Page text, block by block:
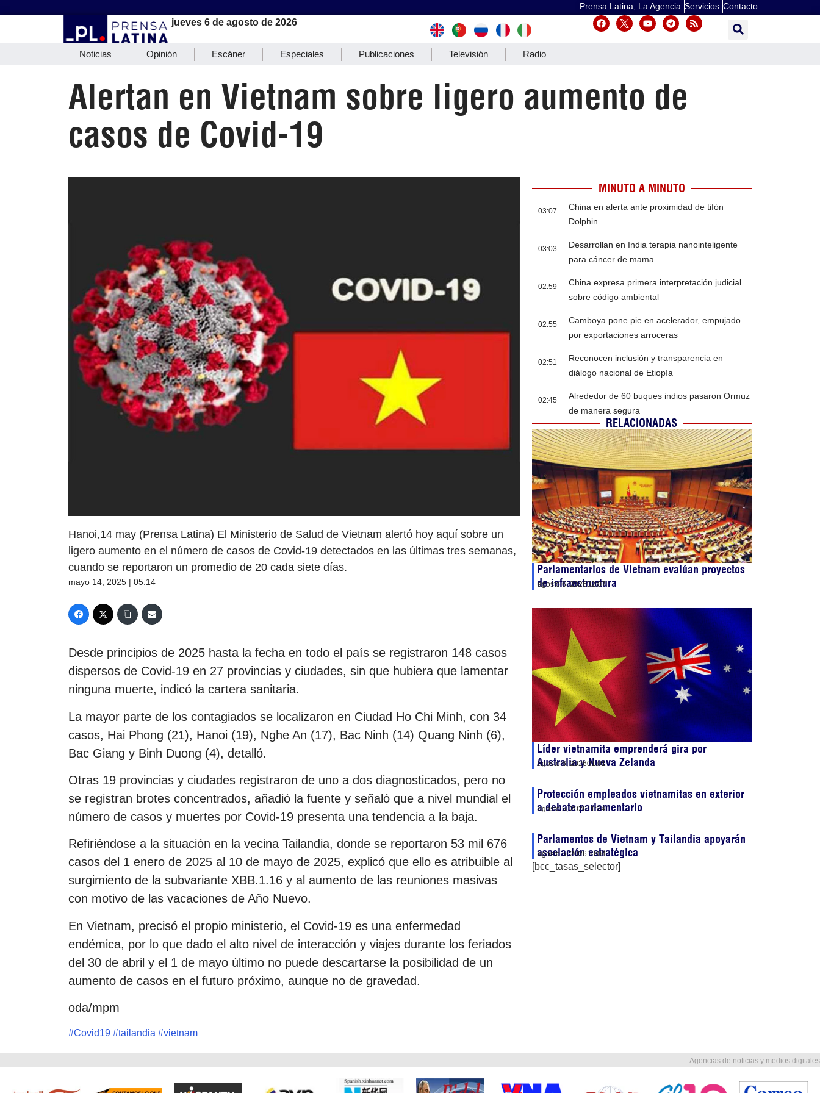
Prensa Latina, La Agencia Servicios Contacto
jueves 6 de agosto de 2026
Noticias Opinión Escáner Especiales Publicaciones Televisión Radio
Alertan en Vietnam sobre ligero aumento de
casos de Covid-19
Hanoi,14 may (Prensa Latina) El Ministerio de Salud de Vietnam alertó hoy aquí sobre un
ligero aumento en el número de casos de Covid-19 detectados en las últimas tres semanas,
cuando se reportaron un promedio de 20 cada siete días.
mayo 14, 2025 | 05:14
Desde principios de 2025 hasta la fecha en todo el país se registraron 148 casos
dispersos de Covid-19 en 27 provincias y ciudades, sin que hubiera que lamentar
ninguna muerte, indicó la cartera sanitaria.
La mayor parte de los contagiados se localizaron en Ciudad Ho Chi Minh, con 34
casos, Hai Phong (21), Hanoi (19), Nghe An (17), Bac Ninh (14) Quang Ninh (6),
Bac Giang y Binh Duong (4), detalló.
Otras 19 provincias y ciudades registraron de uno a dos diagnosticados, pero no
se registran brotes concentrados, añadió la fuente y señaló que a nivel mundial el
número de casos y muertes por Covid-19 presenta una tendencia a la baja.
Refiriéndose a la situación en la vecina Tailandia, donde se reportaron 53 mil 676
casos del 1 enero de 2025 al 10 de mayo de 2025, explicó que ello es atribuible al
surgimiento de la subvariante XBB.1.16 y al aumento de las reuniones masivas
con motivo de las vacaciones de Año Nuevo.
En Vietnam, precisó el propio ministerio, el Covid-19 es una enfermedad
endémica, por lo que dado el alto nivel de interacción y viajes durante los feriados
del 30 de abril y el 1 de mayo último no puede descartarse la posibilidad de un
aumento de casos en el futuro próximo, aunque no de gravedad.
oda/mpm
#Covid19 #tailandia #vietnam
MINUTO A MINUTO
03:07
China en alerta ante proximidad de tifón
Dolphin
03:03
Desarrollan en India terapia nanointeligente
para cáncer de mama
02:59
China expresa primera interpretación judicial
sobre código ambiental
02:55
Camboya pone pie en acelerador, empujado
por exportaciones arroceras
02:51
Reconocen inclusión y transparencia en
diálogo nacional de Etiopía
02:45
Alrededor de 60 buques indios pasaron Ormuz
de manera segura
RELACIONADAS
Parlamentarios de Vietnam evalúan proyectos
de infraestructura
agosto 6, 202602:07
Líder vietnamita emprenderá gira por
Australia y Nueva Zelanda
agosto 6, 202601:01
Protección empleados vietnamitas en exterior
a debate parlamentario
agosto 5, 202611:24
Parlamentos de Vietnam y Tailandia apoyarán
asociación estratégica
agosto 5, 202610:04
[bcc_tasas_selector]
Agencias de noticias y medios digitales